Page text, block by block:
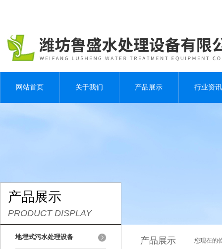
网站首页 关于我们 产品展示 行业资讯
产品展示
PRODUCT DISPLAY
地埋式污水处理设备 产品展示 您现在的